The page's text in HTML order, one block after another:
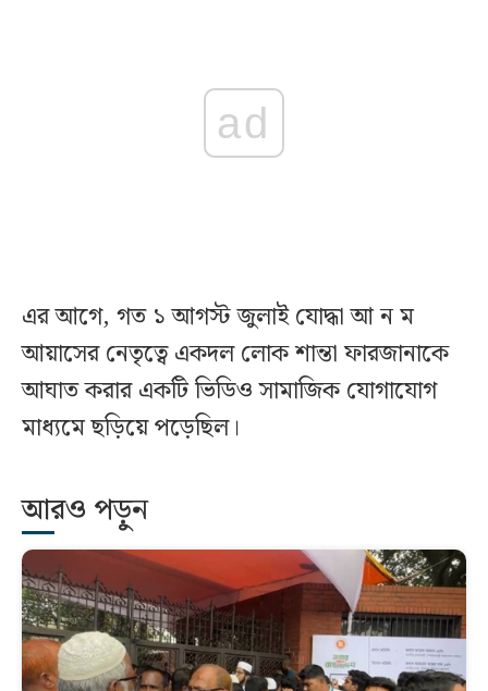
ad
এর আগে, গত ১ আগস্ট জুলাই যোদ্ধা আ ন ম
আয়াসের নেতৃত্বে একদল লোক শান্তা ফারজানাকে
আঘাত করার একটি ভিডিও সামাজিক যোগাযোগ
মাধ্যমে ছড়িয়ে পড়েছিল।
আরও পড়ুন